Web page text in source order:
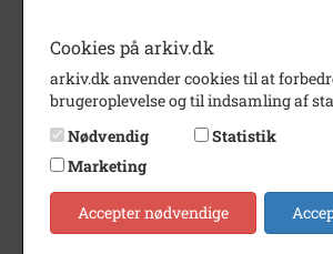
Periode
1970 - 1999
Dateringsnote
uden år (ca.
Fotograf
Ukendt
Arkiv
Huse, Brøndby
Cookies på arkiv.dk
arkiv.dk anvender cookies til at
brugeroplevelse og til indsamling af
Nødvendig
Statistik
Marketing
Accepter nødvendige